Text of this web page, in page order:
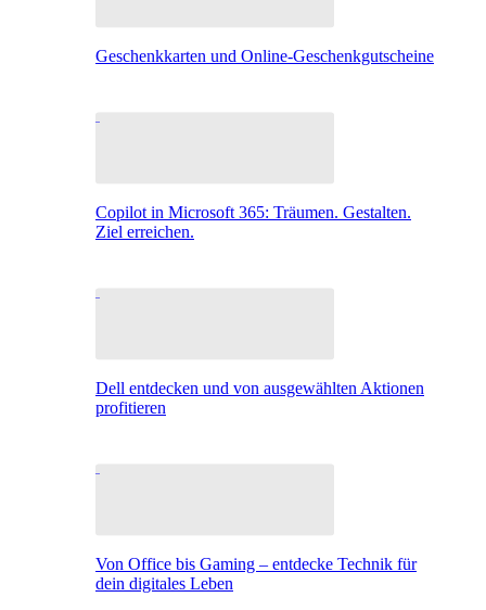
Geschenkkarten und Online-Geschenkgutscheine
Copilot in Microsoft 365: Träumen. Gestalten.
Ziel erreichen.
Dell entdecken und von ausgewählten Aktionen
profitieren
Von Office bis Gaming – entdecke Technik für
dein digitales Leben